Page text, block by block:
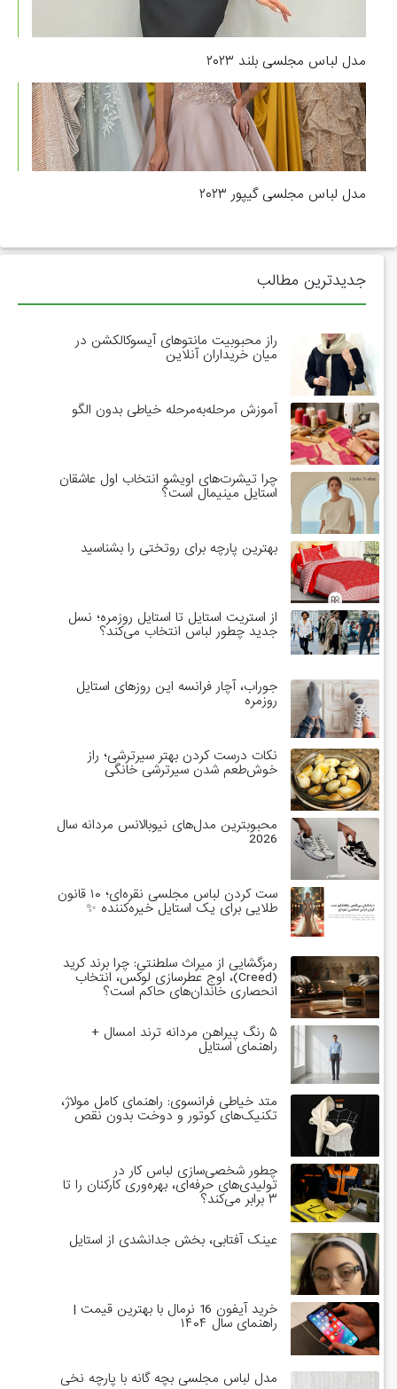
مدل لباس مجلسی بلند ۲۰۲۳
مدل لباس مجلسی گیپور ۲۰۲۳
جدیدترین مطالب
راز محبوبیت مانتوهای آیسوکالکشن در
میان خریداران آنلاین
آموزش مرحله‌به‌مرحله خیاطی بدون الگو
چرا تیشرت‌های اویشو انتخاب اول عاشقان
استایل مینیمال است؟
بهترین پارچه برای روتختی را بشناسید
از استریت استایل تا استایل روزمره؛ نسل
جدید چطور لباس انتخاب می‌کند؟
جوراب، آچار فرانسه این روزهای استایل
روزمره
نکات درست کردن بهتر سیرترشی؛ راز
خوش‌طعم شدن سیرترشی خانگی
محبوبترین مدل‌های نیوبالانس مردانه سال
2026
ست کردن لباس مجلسی نقره‌ای؛ ۱۰ قانون
طلایی برای یک استایل خیره‌کننده ✨
رمزگشایی از میراث سلطنتی: چرا برند کرید
(Creed)، اوج عطرسازی لوکس، انتخاب
انحصاری خاندان‌های حاکم است؟
۵ رنگ پیراهن مردانه ترند امسال +
راهنمای استایل
متد خیاطی فرانسوی: راهنمای کامل مولاژ،
تکنیک‌های کوتور و دوخت بدون نقص
چطور شخصی‌سازی لباس کار در
تولیدی‌های حرفه‌ای، بهره‌وری کارکنان را تا
۳ برابر می‌کند؟
عینک آفتابی، بخش جدانشدی از استایل
خرید آیفون 16 نرمال با بهترین قیمت |
راهنمای سال ۱۴۰۴
مدل لباس مجلسی بچه گانه با پارچه نخی